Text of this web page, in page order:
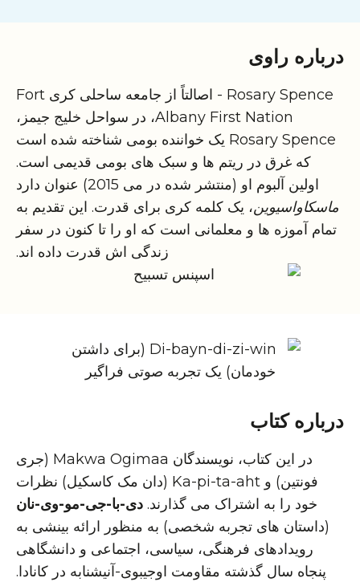
درباره راوی
Rosary Spence - اصالتاً از جامعه ساحلی کری Fort
Albany First Nation، در سواحل خلیج جیمز،
Rosary Spence یک خواننده بومی شناخته شده است
که غرق در ریتم ها و سبک های بومی قدیمی است.
اولین آلبوم او (منتشر شده در می 2015) عنوان دارد
ماسکاواسیوین، یک کلمه کری برای قدرت. این تقدیم به
تمام آموزه ها و معلمانی است که او را تا کنون در سفر
زندگی اش قدرت داده اند.
درباره کتاب
در این کتاب، نویسندگان Makwa Ogimaa (جری
فونتین) و Ka-pi-ta-aht (دان مک کاسکیل) نظرات
خود را به اشتراک می گذارند. دی-با-جی-مو-وی-نان
(داستان های تجربه شخصی) به منظور ارائه بینشی به
رویدادهای فرهنگی، سیاسی، اجتماعی و دانشگاهی
پنجاه سال گذشته مقاومت اوجیبوی-آنیشنابه در کانادا.